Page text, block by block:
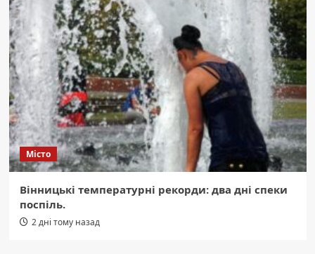
Місто
Вінницькі температурні рекорди: два дні спеки
поспіль.
2 дні тому назад